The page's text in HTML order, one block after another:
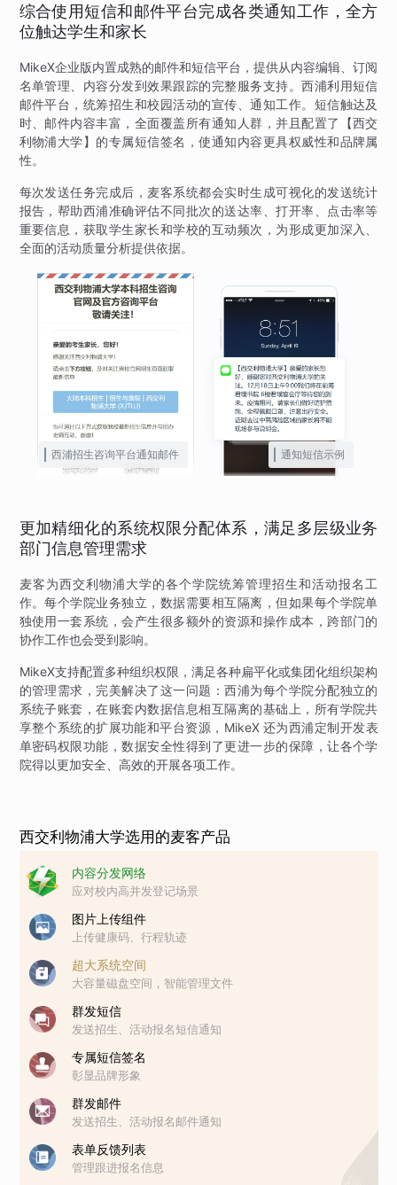
综合使用短信和邮件平台完成各类通知工作，全方
位触达学生和家长
MikeX企业版内置成熟的邮件和短信平台，提供从内容编辑、订阅
名单管理、内容分发到效果跟踪的完整服务支持。西浦利用短信
邮件平台，统筹招生和校园活动的宣传、通知工作。短信触达及
时、邮件内容丰富，全面覆盖所有通知人群，并且配置了【西交
利物浦大学】的专属短信签名，使通知内容更具权威性和品牌属
性。
每次发送任务完成后，麦客系统都会实时生成可视化的发送统计
报告，帮助西浦准确评估不同批次的送达率、打开率、点击率等
重要信息，获取学生家长和学校的互动频次，为形成更加深入、
全面的活动质量分析提供依据。
西浦招生咨询平台通知邮件 通知短信示例
更加精细化的系统权限分配体系，满足多层级业务
部门信息管理需求
麦客为西交利物浦大学的各个学院统筹管理招生和活动报名工
作。每个学院业务独立，数据需要相互隔离，但如果每个学院单
独使用一套系统，会产生很多额外的资源和操作成本，跨部门的
协作工作也会受到影响。
MikeX支持配置多种组织权限，满足各种扁平化或集团化组织架构
的管理需求，完美解决了这一问题：西浦为每个学院分配独立的
系统子账套，在账套内数据信息相互隔离的基础上，所有学院共
享整个系统的扩展功能和平台资源，MikeX 还为西浦定制开发表
单密码权限功能，数据安全性得到了更进一步的保障，让各个学
院得以更加安全、高效的开展各项工作。
西交利物浦大学选用的麦客产品
内容分发网络
应对校内高并发登记场景
图片上传组件
上传健康码、行程轨迹
超大系统空间
大容量磁盘空间，智能管理文件
群发短信
发送招生、活动报名短信通知
专属短信签名
彰显品牌形象
群发邮件
发送招生、活动报名邮件通知
表单反馈列表
管理跟进报名信息